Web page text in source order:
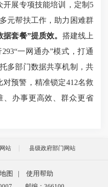
开展专项技能培训，定制5
元帮扶工作，助力困难群
据套餐”提质效。 搭建线上
一网通办”模式，打通
多部门数据共享机制，共
对预警，精准锁定412名救
、办事更高效、群众更省
站 县级政府部门网站
图
使用帮助